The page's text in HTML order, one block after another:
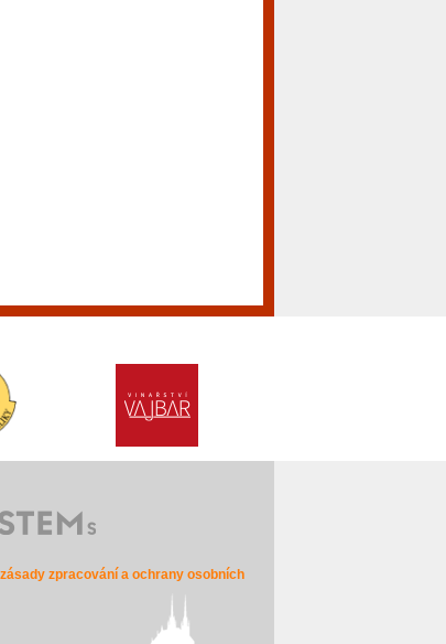
zásady zpracování a ochrany osobních